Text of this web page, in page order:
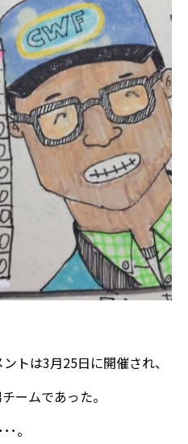
トは3月25日に開催され、
ームであった。
。